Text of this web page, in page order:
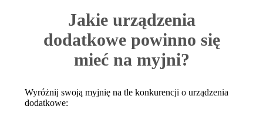
Jakie urządzenia
dodatkowe powinno się
mieć na myjni?
Wyróżnij swoją myjnię na tle konkurencji o urządzenia
dodatkowe: